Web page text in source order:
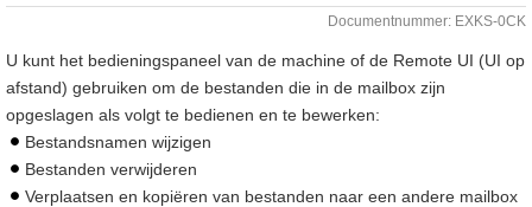
Documentnummer: EXKS-0CK
U kunt het bedieningspaneel van de machine of de Remote UI (UI op
afstand) gebruiken om de bestanden die in de mailbox zijn
opgeslagen als volgt te bedienen en te bewerken:
Bestandsnamen wijzigen
Bestanden verwijderen
Verplaatsen en kopiëren van bestanden naar een andere mailbox